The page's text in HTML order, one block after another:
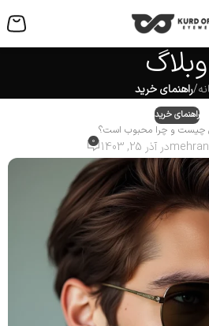
وبلاگ
/راهنمای خرید
راهنمای خرید
چیست و چرا محبوب است؟
در آذر 25, 1403 0